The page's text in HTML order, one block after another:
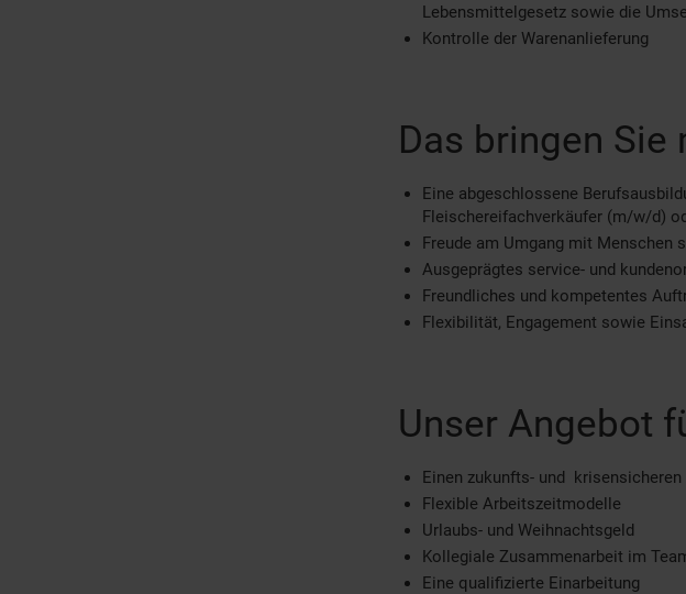
Lebensmittelgesetz sowie die
Kontrolle der Warenanlieferung
Das bringen Sie
Eine abgeschlossene
Fleischereifachverkäufer (m/w/d)
Freude am Umgang mit Menschen
Ausgeprägtes service- und
Freundliches und kompetentes
Flexibilität, Engagement sowie
Unser Angebot
Einen zukunfts- und
Flexible Arbeitszeitmodelle
Urlaubs- und Weihnachtsgeld
Kollegiale Zusammenarbeit im
Eine qualifizierte Einarbeitung